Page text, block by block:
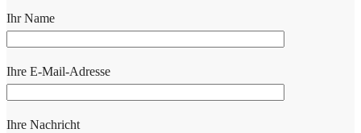
Ihr Name
Ihre E-Mail-Adresse
Ihre Nachricht